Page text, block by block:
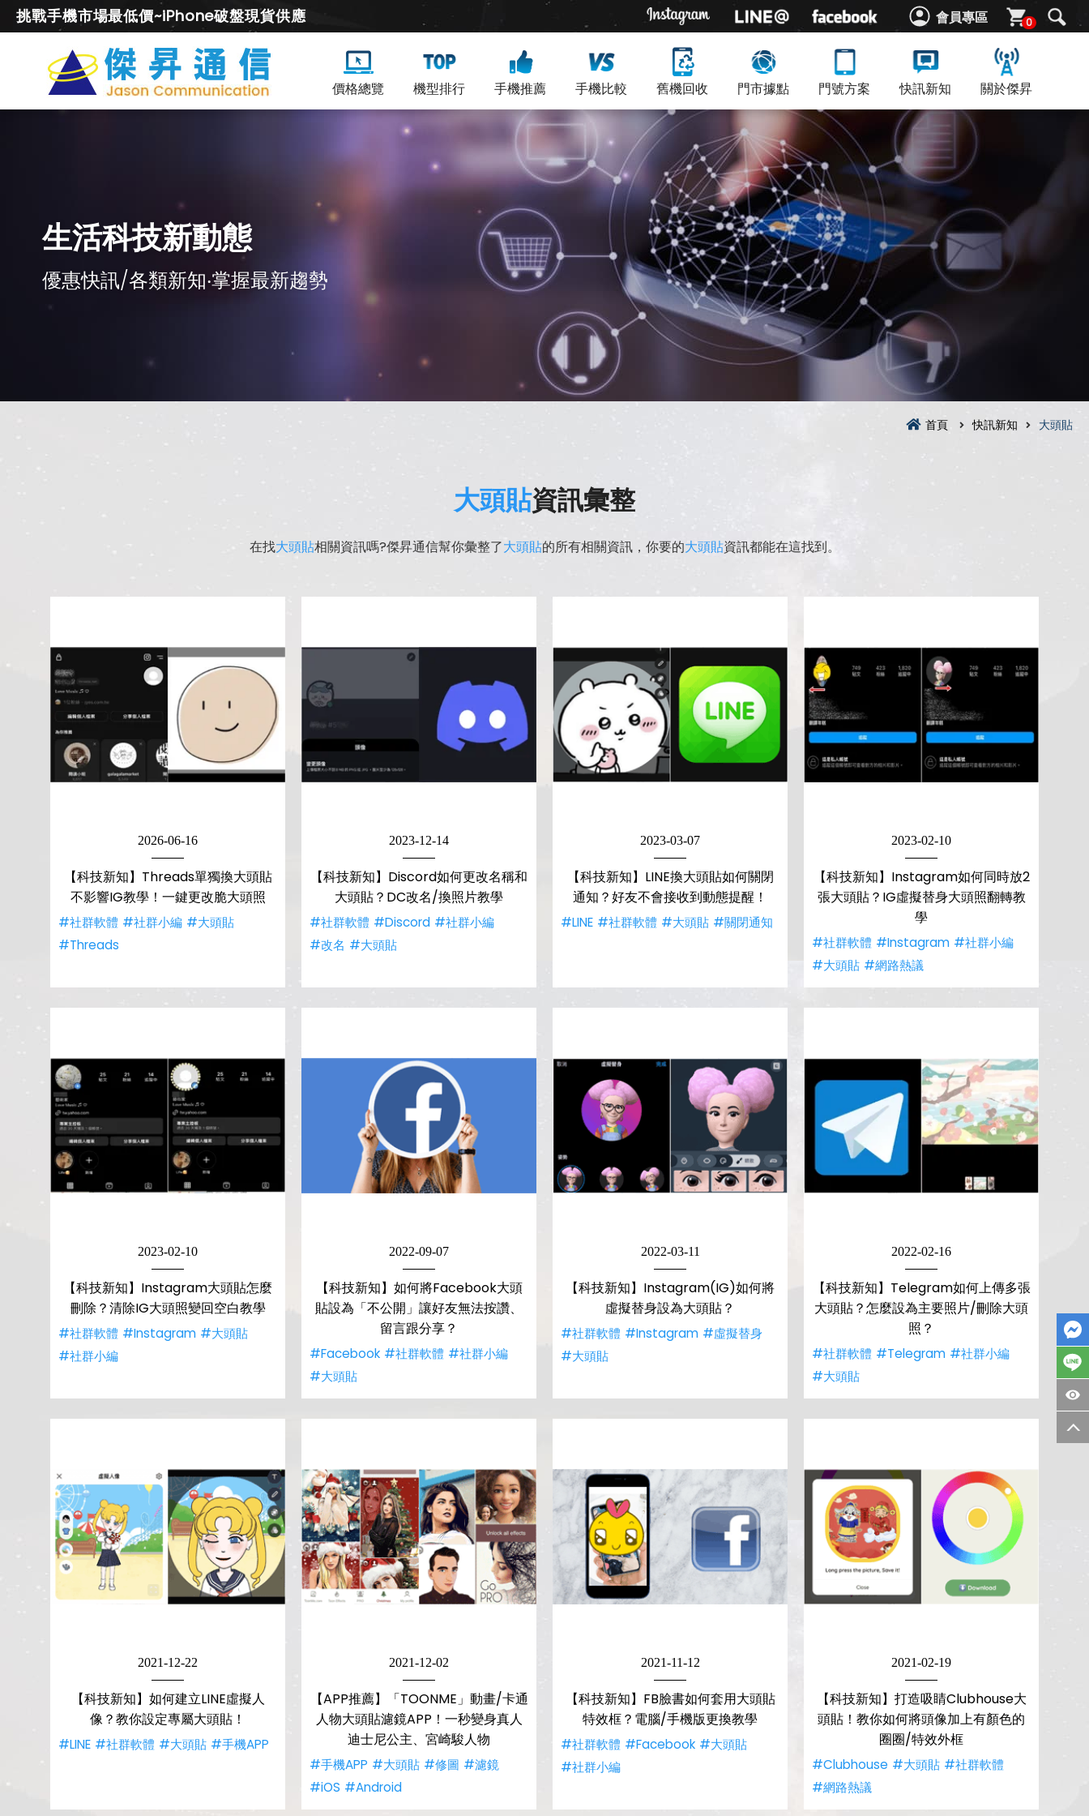
會員專區 0
挑戰手機市場最低價~iPhone破盤現貨供應
價格總覽 機型排行 手機推薦 手機比較 舊機回收 門市據點 門號方案 快訊新知 關於傑昇
生活科技新動態
優惠快訊/各類新知‧掌握最新趨勢
首頁 快訊新知 大頭貼
大頭貼資訊彙整
在找大頭貼相關資訊嗎?傑昇通信幫你彙整了大頭貼的所有相關資訊，你要的大頭貼資訊都能在這找到。
2026-06-16
【科技新知】Threads單獨換大頭貼
不影響IG教學！一鍵更改脆大頭照
#社群軟體 #社群小編 #大頭貼
#Threads
2023-12-14
【科技新知】Discord如何更改名稱和
大頭貼？DC改名/換照片教學
#社群軟體 #Discord #社群小編
#改名 #大頭貼
2023-03-07
【科技新知】LINE換大頭貼如何關閉
通知？好友不會接收到動態提醒！
#LINE #社群軟體 #大頭貼 #關閉通知
2023-02-10
【科技新知】Instagram如何同時放2
張大頭貼？IG虛擬替身大頭照翻轉教
學
#社群軟體 #Instagram #社群小編
#大頭貼 #網路熱議
2023-02-10
【科技新知】Instagram大頭貼怎麼
刪除？清除IG大頭照變回空白教學
#社群軟體 #Instagram #大頭貼
#社群小編
2022-09-07
【科技新知】如何將Facebook大頭
貼設為「不公開」讓好友無法按讚、
留言跟分享？
#Facebook #社群軟體 #社群小編
#大頭貼
2022-03-11
【科技新知】Instagram(IG)如何將
虛擬替身設為大頭貼？
#社群軟體 #Instagram #虛擬替身
#大頭貼
2022-02-16
【科技新知】Telegram如何上傳多張
大頭貼？怎麼設為主要照片/刪除大頭
照？
#社群軟體 #Telegram #社群小編
#大頭貼
2021-12-22
【科技新知】如何建立LINE虛擬人
像？教你設定專屬大頭貼！
#LINE #社群軟體 #大頭貼 #手機APP
2021-12-02
【APP推薦】「TOONME」動畫/卡通
人物大頭貼濾鏡APP！一秒變身真人
迪士尼公主、宮崎駿人物
#手機APP #大頭貼 #修圖 #濾鏡
#iOS #Android
2021-11-12
【科技新知】FB臉書如何套用大頭貼
特效框？電腦/手機版更換教學
#社群軟體 #Facebook #大頭貼
#社群小編
2021-02-19
【科技新知】打造吸睛Clubhouse大
頭貼！教你如何將頭像加上有顏色的
圈圈/特效外框
#Clubhouse #大頭貼 #社群軟體
#網路熱議